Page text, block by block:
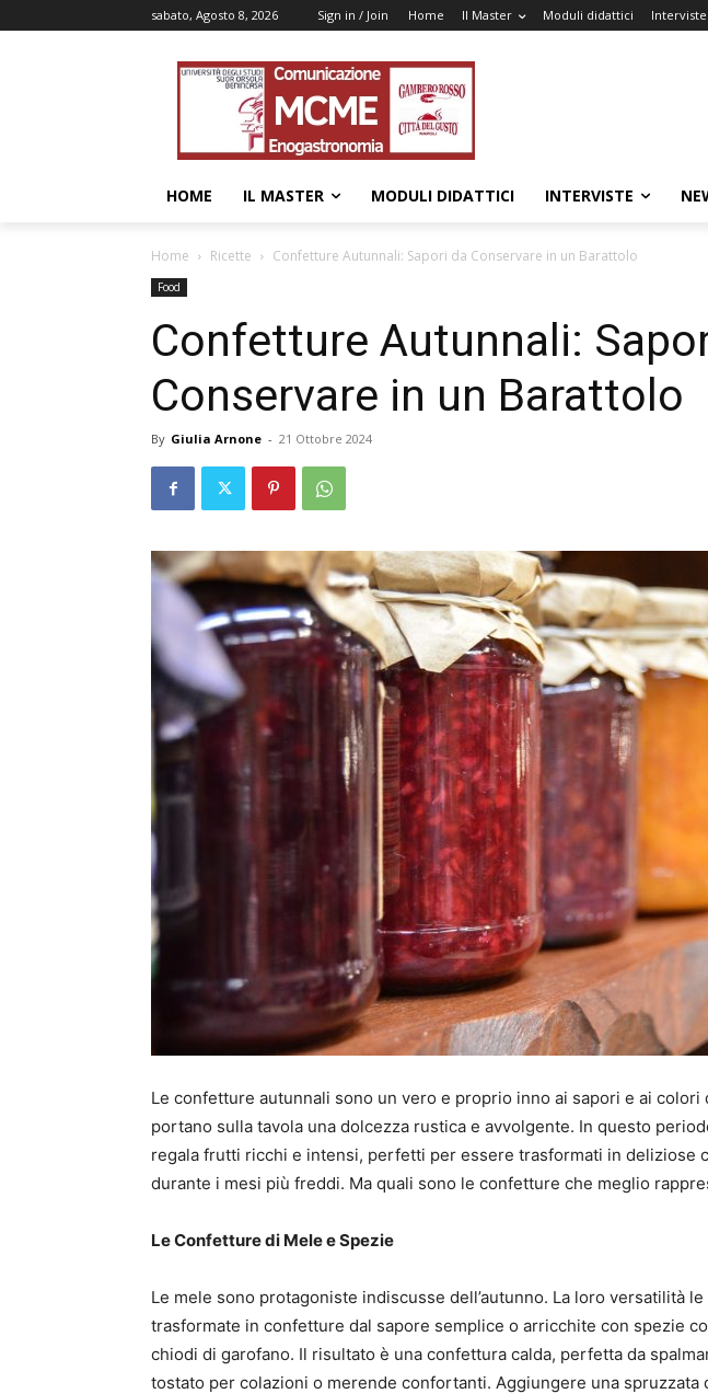
sabato, Agosto 8, 2026 Sign in / Join Home Il Master Moduli didattici Interviste
HOME IL MASTER MODULI DIDATTICI INTERVISTE
Home Ricette Confetture Autunnali: Sapori da Conservare in un Barattolo
Food
Confetture Autunnali:
Conservare in un Barattolo
By Giulia Arnone - 21 Ottobre 2024
Le confetture autunnali sono un vero e proprio inno ai sapori e ai colori
portano sulla tavola una dolcezza rustica e avvolgente. In questo
regala frutti ricchi e intensi, perfetti per essere trasformati in deliziose
durante i mesi più freddi. Ma quali sono le confetture che meglio
Le Confetture di Mele e Spezie
Le mele sono protagoniste indiscusse dell’autunno. La loro versatilità
trasformate in confetture dal sapore semplice o arricchite con spezie
chiodi di garofano. Il risultato è una confettura calda, perfetta da
tostato per colazioni o merende confortanti. Aggiungere una spruzzata